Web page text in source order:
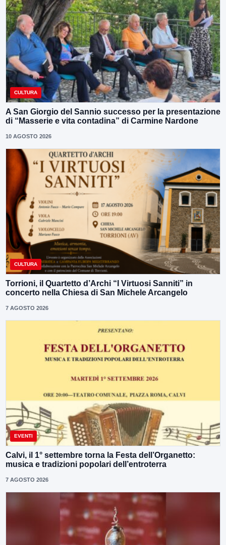
CULTURA
A San Giorgio del Sannio successo per la presentazione
di “Masserie e vita contadina” di Carmine Nardone
10 AGOSTO 2026
CULTURA
Torrioni, il Quartetto d’Archi “I Virtuosi Sanniti” in
concerto nella Chiesa di San Michele Arcangelo
7 AGOSTO 2026
EVENTI
Calvi, il 1° settembre torna la Festa dell’Organetto:
musica e tradizioni popolari dell’entroterra
7 AGOSTO 2026